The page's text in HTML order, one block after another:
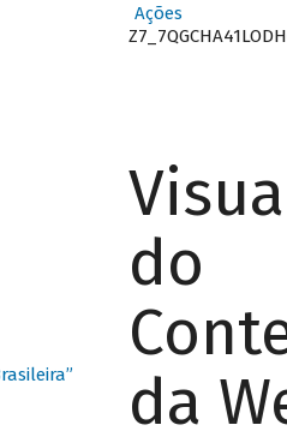
Ações
do
da